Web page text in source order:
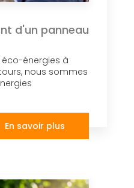
d'un panneau
éco-énergies à
nous sommes
En savoir plus